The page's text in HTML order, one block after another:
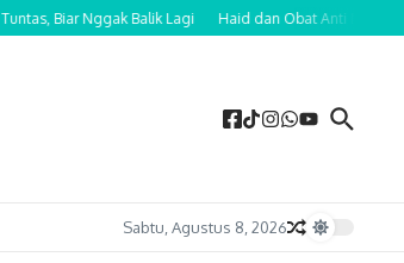
Biar Nggak Balik Lagi Haid dan Obat Anti Nyeri! Efek
Sabtu, Agustus 8, 2026